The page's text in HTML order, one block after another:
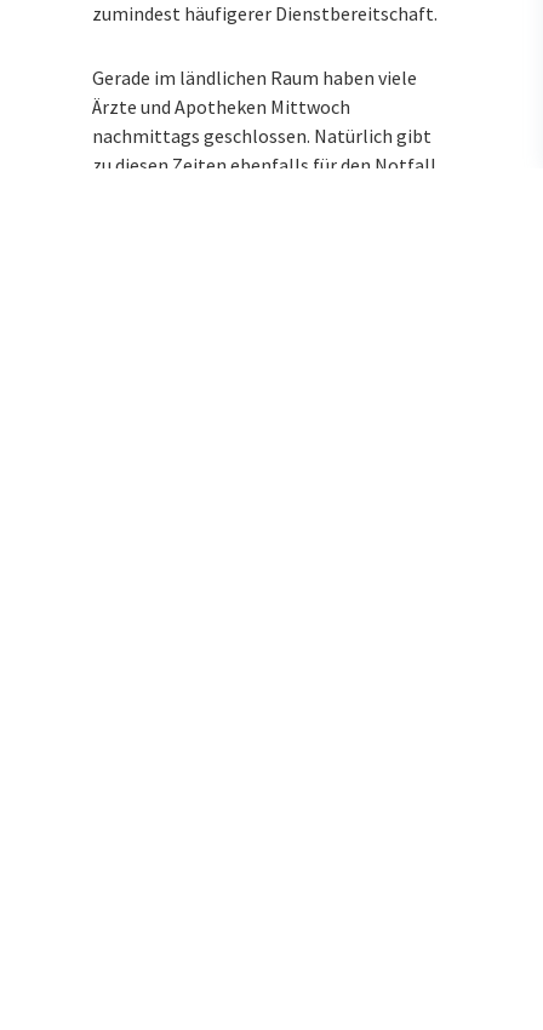
zumindest häufigerer Dienstbereitschaft.
Gerade im ländlichen Raum haben viele
Ärzte und Apotheken Mittwoch
nachmittags geschlossen. Natürlich gibt
zu diesen Zeiten ebenfalls für den Notfall